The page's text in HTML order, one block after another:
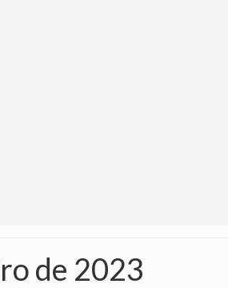
de 2023